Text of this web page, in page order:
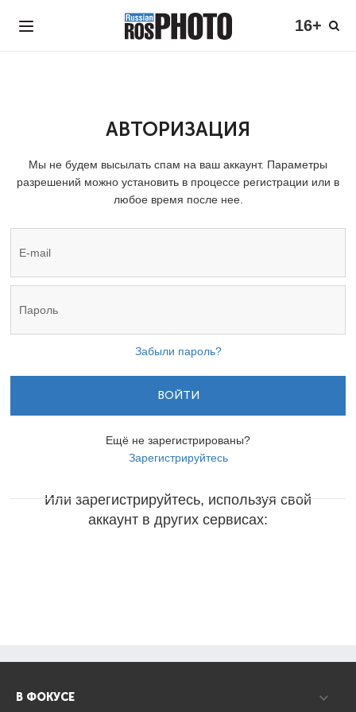
16+
АВТОРИЗАЦИЯ
Мы не будем высылать спам на ваш аккаунт. Параметры
разрешений можно установить в процессе регистрации или в
любое время после нее.
Забыли пароль?
ВОЙТИ
Ещё не зарегистрированы?
Зарегистрируйтесь
Или зарегистрируйтесь, используя свой
аккаунт в других сервисах:
В ФОКУСЕ